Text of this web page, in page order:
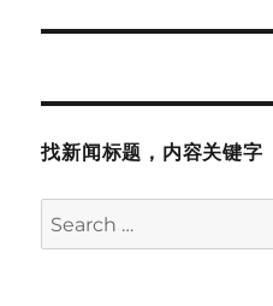
找新闻标题，内容关键字
Search
for: